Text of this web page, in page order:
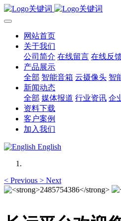
网站首页
关于我们
公司简介 在线留言 在线反
产品展示
全部 智能音箱 云摄像头 智
新闻动态
全部 媒体报道 行业资讯 企
资料下载
客户案例
加入我们
English
< Previous > Next